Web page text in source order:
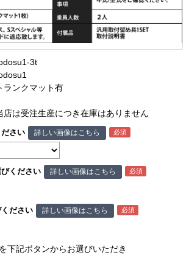
3t
ランクマット有
店は受注生産につき在庫はありません
下記ボタンからお選びいただき
さい 詳しい画像はこちら
ください 詳しい画像はこちら
ださい 詳しい画像はこちら